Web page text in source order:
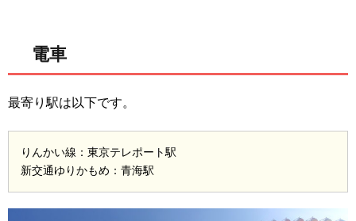
電車
最寄り駅は以下です。
りんかい線：東京テレポート駅
新交通ゆりかもめ：青海駅